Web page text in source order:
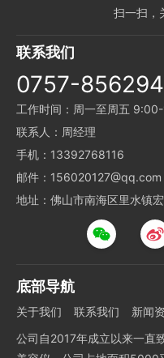
扫一扫，
联系我们
0757-
工作时间：周一至周五
联系人：周经理
手机：13392768116
邮件：156020127@qq.com
地址：佛山市南海区里水镇
底部导航
关于我们 联系我们 新闻
公司自2017年成立以来一直